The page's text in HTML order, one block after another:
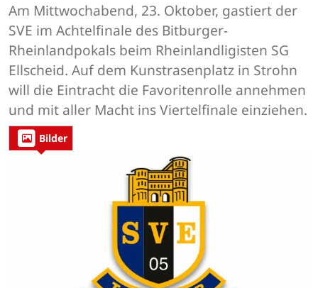
Am Mittwochabend, 23. Oktober, gastiert der
SVE im Achtelfinale des Bitburger-
Rheinlandpokals beim Rheinlandligisten SG
Ellscheid. Auf dem Kunstrasenplatz in Strohn
will die Eintracht die Favoritenrolle annehmen
und mit aller Macht ins Viertelfinale einziehen.
Bilder